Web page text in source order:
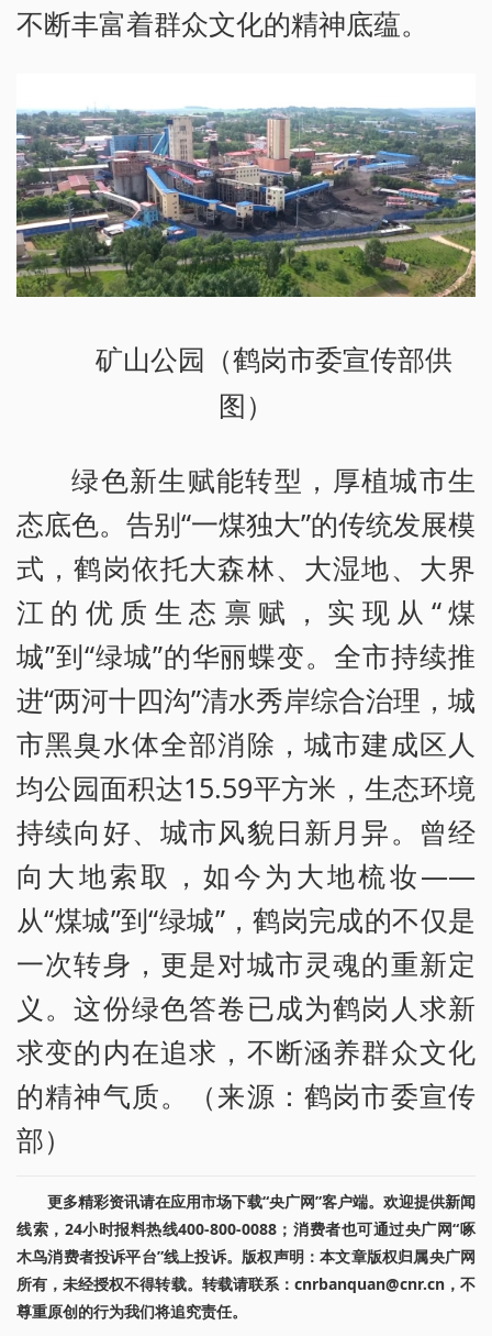
不断丰富着群众文化的精神底蕴。
矿山公园（鹤岗市委宣传部供
图）
绿色新生赋能转型，厚植城市生
态底色。告别“一煤独大”的传统发展模
式，鹤岗依托大森林、大湿地、大界
江的优质生态禀赋，实现从“煤
城”到“绿城”的华丽蝶变。全市持续推
进“两河十四沟”清水秀岸综合治理，城
市黑臭水体全部消除，城市建成区人
均公园面积达15.59平方米，生态环境
持续向好、城市风貌日新月异。曾经
向大地索取，如今为大地梳妆——
从“煤城”到“绿城”，鹤岗完成的不仅是
一次转身，更是对城市灵魂的重新定
义。这份绿色答卷已成为鹤岗人求新
求变的内在追求，不断涵养群众文化
的精神气质。（来源：鹤岗市委宣传
部）
更多精彩资讯请在应用市场下载“央广网”客户端。欢迎提供新闻
线索，24小时报料热线400-800-0088；消费者也可通过央广网“啄
木鸟消费者投诉平台”线上投诉。版权声明：本文章版权归属央广网
所有，未经授权不得转载。转载请联系：cnrbanquan@cnr.cn，不
尊重原创的行为我们将追究责任。